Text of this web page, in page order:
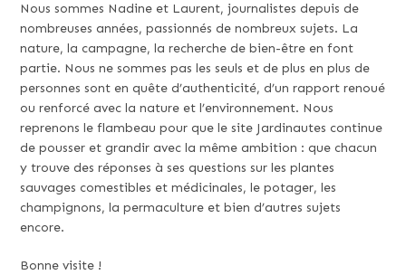
Nous sommes Nadine et Laurent, journalistes depuis de
nombreuses années, passionnés de nombreux sujets. La
nature, la campagne, la recherche de bien-être en font
partie. Nous ne sommes pas les seuls et de plus en plus de
personnes sont en quête d’authenticité, d’un rapport renoué
ou renforcé avec la nature et l’environnement. Nous
reprenons le flambeau pour que le site Jardinautes continue
de pousser et grandir avec la même ambition : que chacun
y trouve des réponses à ses questions sur les plantes
sauvages comestibles et médicinales, le potager, les
champignons, la permaculture et bien d’autres sujets
encore.
Bonne visite !